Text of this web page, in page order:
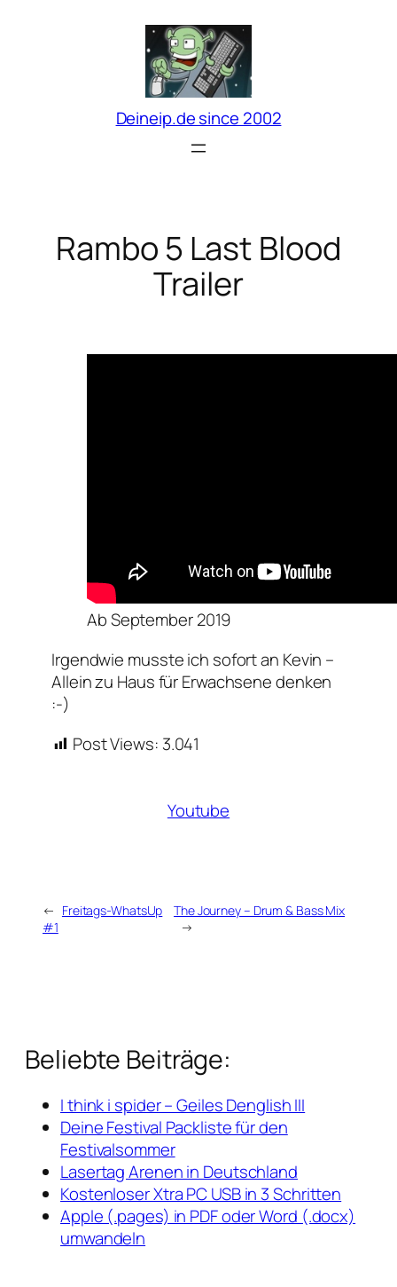
Deineip.de since 2002
Rambo 5 Last Blood
Trailer
Ab September 2019
Irgendwie musste ich sofort an Kevin –
Allein zu Haus für Erwachsene denken
:-)
Post Views: 3.041
Youtube
← Freitags-WhatsUp
#1
The Journey – Drum & Bass Mix
→
Beliebte Beiträge:
I think i spider – Geiles Denglish III
Deine Festival Packliste für den
Festivalsommer
Lasertag Arenen in Deutschland
Kostenloser Xtra PC USB in 3 Schritten
Apple (.pages) in PDF oder Word (.docx)
umwandeln